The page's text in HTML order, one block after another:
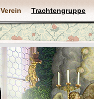
Verein Trachtengruppe